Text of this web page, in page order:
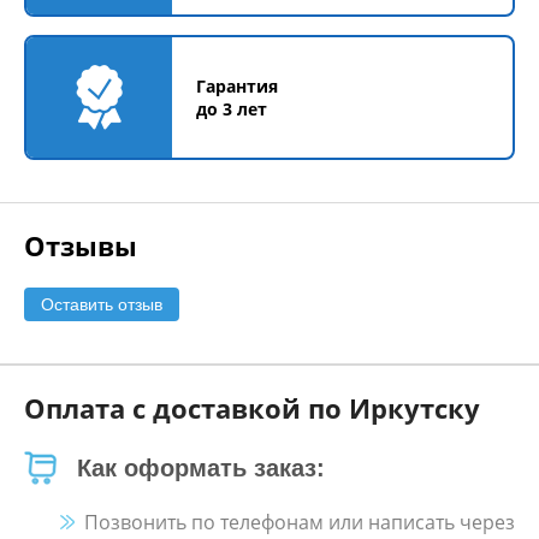
Гарантия
до 3 лет
Отзывы
Оставить отзыв
Оплата с доставкой по Иркутску
Как оформать заказ:
Позвонить по телефонам или написать через